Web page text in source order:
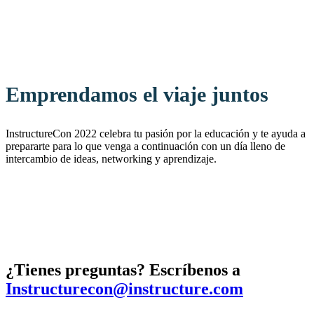
Emprendamos el viaje juntos
InstructureCon 2022 celebra tu pasión por la educación y te ayuda a
prepararte para lo que venga a continuación con un día lleno de
intercambio de ideas, networking y aprendizaje.
¿Tienes preguntas? Escríbenos a
Instructurecon@instructure.com